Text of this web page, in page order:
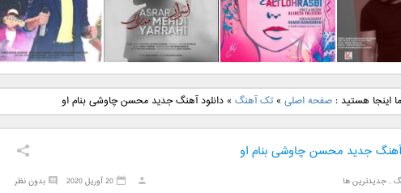
جدید رضا
بنام نگار
دانلود آهنگ جدید علی
لهراسبی بنام صورت
دانلود آهنگ جدید مهدی
یراحی بنام اسرار
دانلود آهنگ جدید فرزاد
فرزین بنام آتیش
اینجا هستید :صفحه اصلی »تک آهنگ »دانلود آهنگ جدید محسن چاوشی بنام او
آهنگ جدید محسن چاوشی بنام او
,جدیدترین ها بدون نظر 20 آوریل 2020